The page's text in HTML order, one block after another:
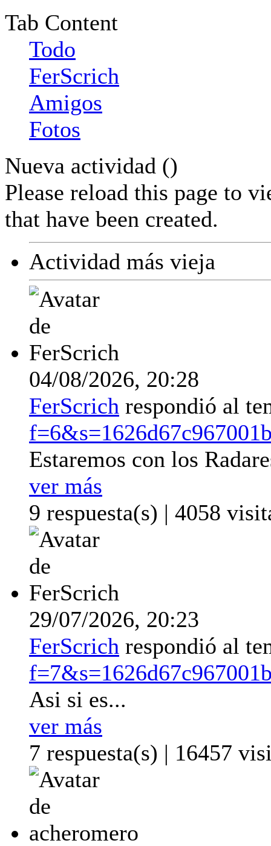
Tab Content
Todo
FerScrich
Amigos
Fotos
Nueva actividad ()
Please reload this page to
that have been created.
Actividad más vieja
04/08/2026, 20:28
FerScrich respondió al
Estaremos con los
ver más
9 respuesta(s) | 4058
29/07/2026, 20:23
FerScrich respondió al
Asi si es...
ver más
7 respuesta(s) | 16457